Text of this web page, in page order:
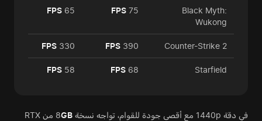
Black Myth:
Wukong
75
FPS
65
FPS
Counter-Strike 2
390
FPS
330
FPS
Starfield
68
FPS
58
FPS
في دقة 1440p مع أقصى جودة للقوام، تواجه نسخة 8 GB
من RTX